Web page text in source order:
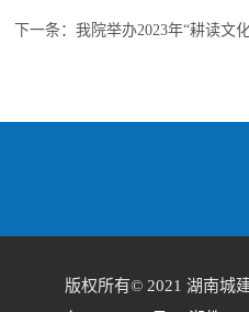
下一条： 我院举办2023年“耕读文
版权所有© 2021 湖南城